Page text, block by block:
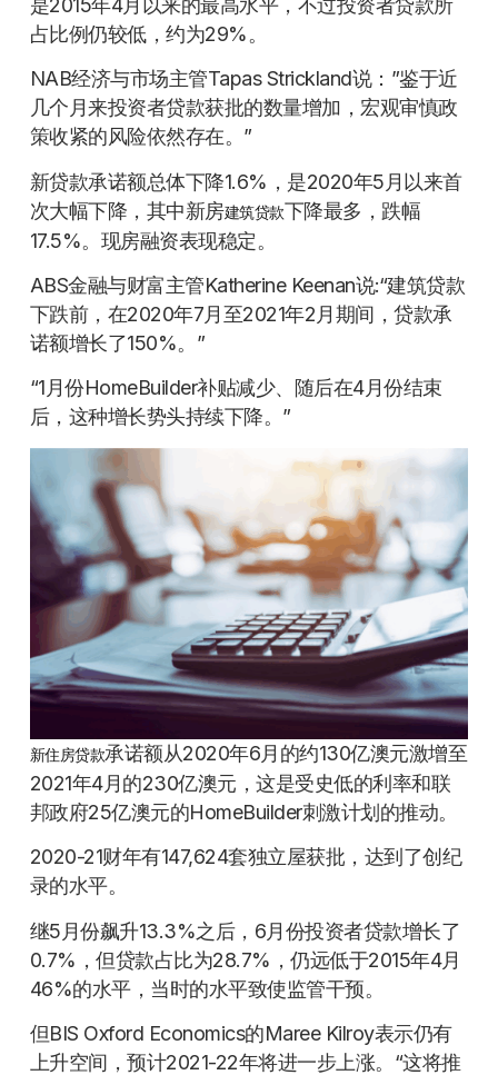
是2015年4月以来的最高水平，不过投资者贷款所
占比例仍较低，约为29%。
NAB经济与市场主管Tapas Strickland说：”鉴于近
几个月来投资者贷款获批的数量增加，宏观审慎政
策收紧的风险依然存在。”
新贷款承诺额总体下降1.6%，是2020年5月以来首
次大幅下降，其中新房建筑贷款下降最多，跌幅
17.5%。现房融资表现稳定。
ABS金融与财富主管Katherine Keenan说:“建筑贷款
下跌前，在2020年7月至2021年2月期间，贷款承
诺额增长了150%。”
“1月份HomeBuilder补贴减少、随后在4月份结束
后，这种增长势头持续下降。”
新住房贷款承诺额从2020年6月的约130亿澳元激增至
2021年4月的230亿澳元，这是受史低的利率和联
邦政府25亿澳元的HomeBuilder刺激计划的推动。
2020-21财年有147,624套独立屋获批，达到了创纪
录的水平。
继5月份飙升13.3%之后，6月份投资者贷款增长了
0.7%，但贷款占比为28.7%，仍远低于2015年4月
46%的水平，当时的水平致使监管干预。
但BIS Oxford Economics的Maree Kilroy表示仍有
上升空间，预计2021-22年将进一步上涨。“这将推